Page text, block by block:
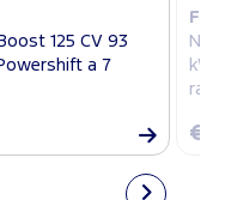
125 CV 93
a 7
kW
€